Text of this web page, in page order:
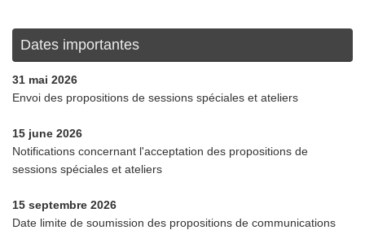
Dates importantes
31 mai 2026
Envoi des propositions de sessions spéciales et ateliers
15 june 2026
Notifications concernant l'acceptation des propositions de
sessions spéciales et ateliers
15 septembre 2026
Date limite de soumission des propositions de communications